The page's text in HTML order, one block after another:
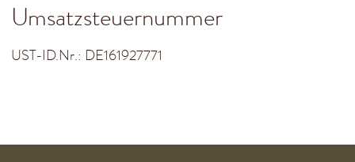
Umsatzsteuernummer
UST-ID.Nr.: DE161927771